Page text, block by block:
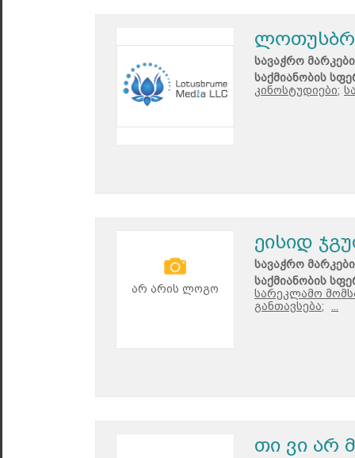
სავაჭრო
საქმიანობის
კინოსტუდიები;
არ არის ლოგო
ეისიდ
სავაჭრო
საქმიანობის
სარეკლამო
განთავსება;
თი ვი არ